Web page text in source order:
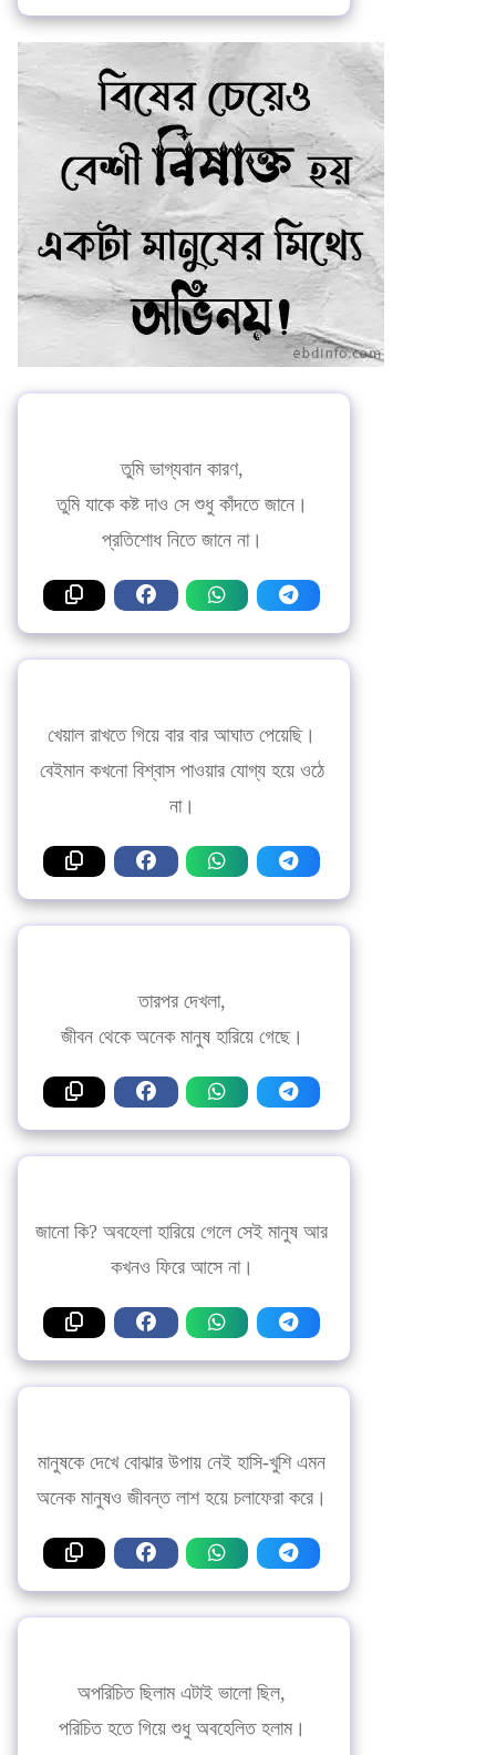
তুমি ভাগ্যবান কারণ,
তুমি যাকে কষ্ট দাও সে শুধু কাঁদতে জানে।
প্রতিশোধ নিতে জানে না।
খেয়াল রাখতে গিয়ে বার বার আঘাত পেয়েছি।
বেইমান কখনো বিশ্বাস পাওয়ার যোগ্য হয়ে ওঠে
না।
তারপর দেখলা,
জীবন থেকে অনেক মানুষ হারিয়ে গেছে।
জানো কি? অবহেলা হারিয়ে গেলে সেই মানুষ আর
কখনও ফিরে আসে না।
মানুষকে দেখে বোঝার উপায় নেই হাসি-খুশি এমন
অনেক মানুষও জীবন্ত লাশ হয়ে চলাফেরা করে।
অপরিচিত ছিলাম এটাই ভালো ছিল,
পরিচিত হতে গিয়ে শুধু অবহেলিত হলাম।